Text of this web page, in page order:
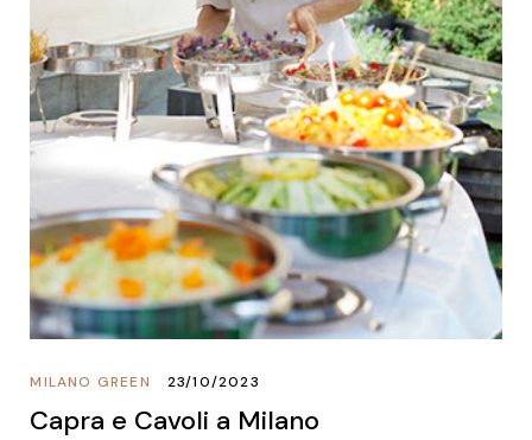
MILANO GREEN 23/10/2023
Capra e Cavoli a Milano